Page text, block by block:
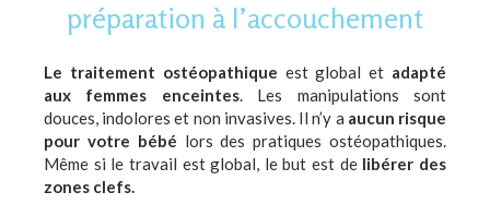
préparation à l’accouchement
Le traitement ostéopathique est global et adapté
aux femmes enceintes. Les manipulations sont
douces, indolores et non invasives. Il n’y a aucun risque
pour votre bébé lors des pratiques ostéopathiques.
Même si le travail est global, le but est delibérer des
zones clefs.